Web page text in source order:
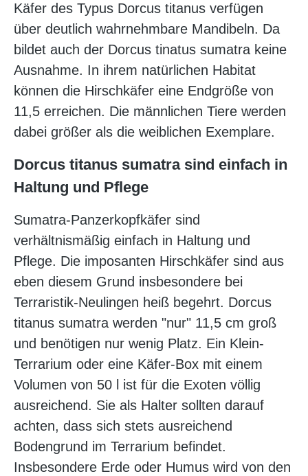
Käfer des Typus Dorcus titanus verfügen
über deutlich wahrnehmbare Mandibeln. Da
bildet auch der Dorcus tinatus sumatra keine
Ausnahme. In ihrem natürlichen Habitat
können die Hirschkäfer eine Endgröße von
11,5 erreichen. Die männlichen Tiere werden
dabei größer als die weiblichen Exemplare.
Dorcus titanus sumatra sind einfach in
Haltung und Pflege
Sumatra-Panzerkopfkäfer sind
verhältnismäßig einfach in Haltung und
Pflege. Die imposanten Hirschkäfer sind aus
eben diesem Grund insbesondere bei
Terraristik-Neulingen heiß begehrt. Dorcus
titanus sumatra werden "nur" 11,5 cm groß
und benötigen nur wenig Platz. Ein Klein-
Terrarium oder eine Käfer-Box mit einem
Volumen von 50 l ist für die Exoten völlig
ausreichend. Sie als Halter sollten darauf
achten, dass sich stets ausreichend
Bodengrund im Terrarium befindet.
Insbesondere Erde oder Humus wird von den